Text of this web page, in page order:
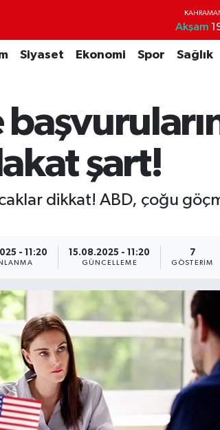
Akşam
Siyaset Ekonomi Spor Sağlık
şart!
dikkat! ABD, çoğu
- 11:20 15.08.2025 - 11:20
GÜNCELLEME
7
GÖSTERIM